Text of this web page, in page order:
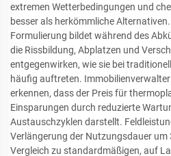
extremen Wetterbedingungen und
besser als herkömmliche
Formulierung bildet während des
die Rissbildung, Abplatzen und
entgegenwirken, wie sie bei
häufig auftreten.
erkennen, dass der Preis für
Einsparungen durch reduzierte
Austauschzyklen darstellt.
Verlängerung der Nutzungsdauer um
Vergleich zu standardmäßigen, auf